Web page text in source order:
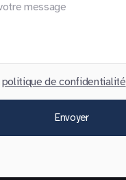
politique de confidentialité
Envoyer